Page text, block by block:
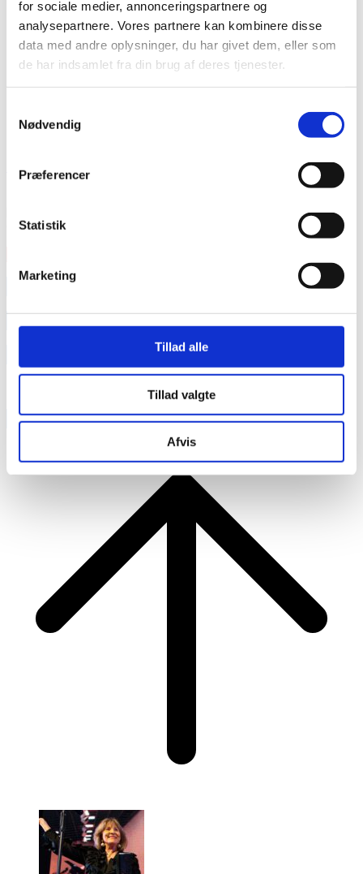
for sociale medier, annonceringspartnere og
analysepartnere. Vores partnere kan kombinere disse
data med andre oplysninger, du har givet dem, eller som
de har indsamlet fra din brug af deres tjenester.
Nødvendig
Præferencer
Statistik
Marketing
Tillad alle
Tillad valgte
Afvis
Rocco Johnnie // han/ham // Out&About
pludselig får hele følelsesøkosystemet til at kollapse, så er
du
annonce
annonce
RAINBOW BUSINESS DENMARK